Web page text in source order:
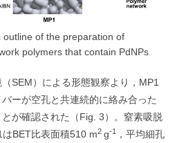
outline of the preparation of
polymers that contain PdNPs
SEM）による形態観察より，MP1
ーが空孔と共連続的に絡み合った
が確認された（Fig. 3）。窒素吸脱
BET比表面積510 m2 g-1，平均細孔